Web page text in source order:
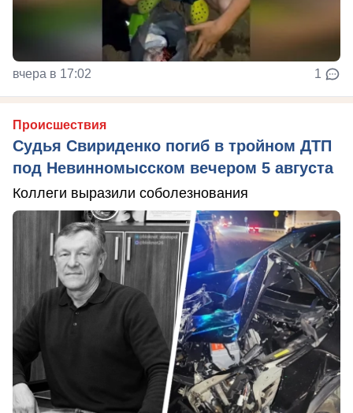
вчера в 17:02 1
Происшествия
Судья Свириденко погиб в тройном ДТП
под Невинномысском вечером 5 августа
Коллеги выразили соболезнования